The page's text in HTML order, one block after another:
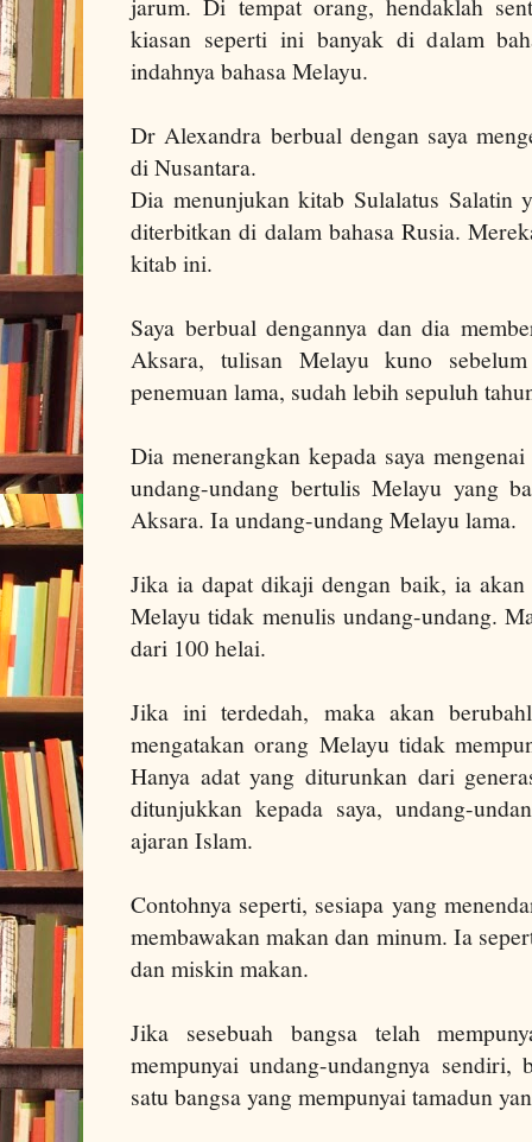
kiasan seperti ini banyak di dalam
indahnya bahasa Melayu.
Dr Alexandra berbual dengan saya
di Nusantara.
Dia menunjukan kitab Sulalatus Salatin
diterbitkan di dalam bahasa Rusia.
kitab ini.
Saya berbual dengannya dan dia
Aksara, tulisan Melayu kuno
penemuan lama, sudah lebih sepuluh
Dia menerangkan kepada saya
undang-undang bertulis Melayu yang
Aksara. Ia undang-undang Melayu lama.
Jika ia dapat dikaji dengan baik, ia akan
Melayu tidak menulis undang-undang.
dari 100 helai.
Jika ini terdedah, maka akan
mengatakan orang Melayu tidak
Hanya adat yang diturunkan dari
ditunjukkan kepada saya, undang-
ajaran Islam.
Contohnya seperti, sesiapa yang
membawakan makan dan minum. Ia
dan miskin makan.
Jika sesebuah bangsa telah
mempunyai undang-undangnya sendiri,
satu bangsa yang mempunyai tamadun